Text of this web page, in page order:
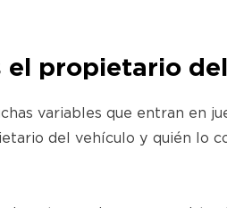
el propietario
variables que entran en
del vehículo y quién lo